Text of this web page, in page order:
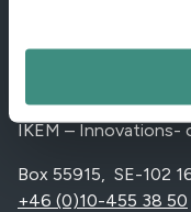
IKEM – Innovation
IKEM – Innovations-
Box 55915, SE-102
+46 (0)10-455 38 50